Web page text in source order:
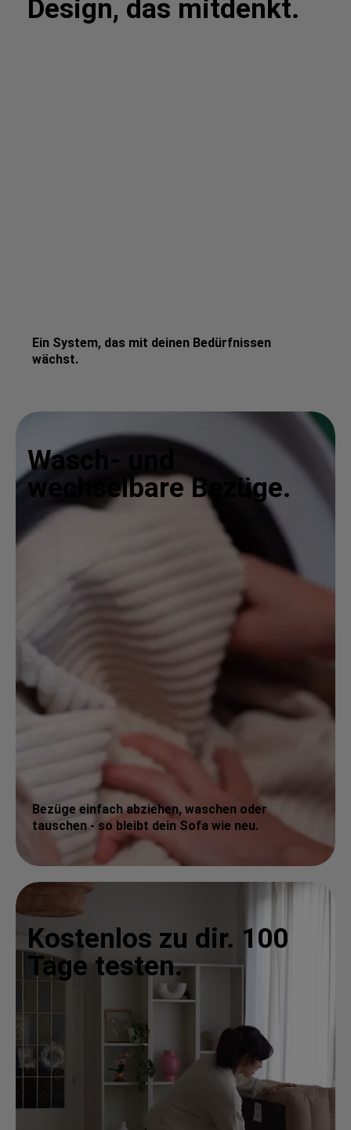
Design, das mitdenkt.
Ein System, das mit deinen Bedürfnissen
wächst.
Wasch- und
wechselbare Bezüge.
Bezüge einfach abziehen, waschen oder
tauschen - so bleibt dein Sofa wie neu.
Kostenlos zu dir. 100
Tage testen.